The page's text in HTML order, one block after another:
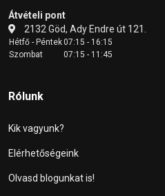
Átvételi pont
2132 Göd, Ady Endre út 121.
Hétfő - Péntek07:15 - 16:15
Szombat
07:15 - 11:45
Rólunk
Kik vagyunk?
Elérhetőségeink
Olvasd blogunkat is!